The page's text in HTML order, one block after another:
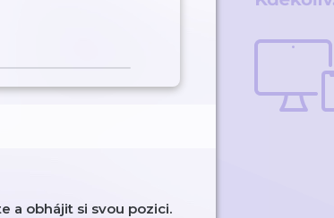
a obhájit si svou pozici.